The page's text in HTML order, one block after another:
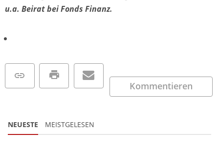
u.a. Beirat bei Fonds Finanz.
Kommentieren
NEUESTE MEISTGELESEN